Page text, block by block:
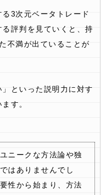
3次元ベータトレード
評判を見ていくと、持
不満が出ていることが
」といった説明力に対す
す。
ニークな方法論や独
はありませんでし
性から始まり、方法